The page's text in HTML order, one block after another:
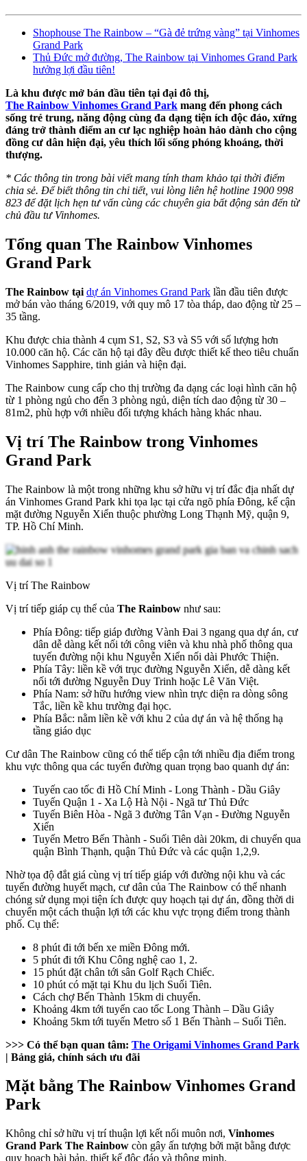
Shophouse The Rainbow – “Gà đẻ trứng vàng” tại Vinhomes
Grand Park
Thủ Đức mở đường, The Rainbow tại Vinhomes Grand Park
hưởng lợi đầu tiên!
Là khu được mở bán đầu tiên tại đại đô thị,
The Rainbow Vinhomes Grand Park mang đến phong cách
sống trẻ trung, năng động cùng đa dạng tiện ích độc đáo, xứng
đáng trở thành điểm an cư lạc nghiệp hoàn hảo dành cho cộng
đồng cư dân hiện đại, yêu thích lối sống phóng khoáng, thời
thượng.
* Các thông tin trong bài viết mang tính tham khảo tại thời điểm
chia sẻ. Để biết thông tin chi tiết, vui lòng liên hệ hotline 1900 998
823 để đặt lịch hẹn tư vấn cùng các chuyên gia bất động sản đến từ
chủ đầu tư Vinhomes.
Tổng quan The Rainbow Vinhomes
Grand Park
The Rainbow tại dự án Vinhomes Grand Park lần đầu tiên được
mở bán vào tháng 6/2019, với quy mô 17 tòa tháp, dao động từ 25 –
35 tầng.
Khu được chia thành 4 cụm S1, S2, S3 và S5 với số lượng hơn
10.000 căn hộ. Các căn hộ tại đây đều được thiết kế theo tiêu chuẩn
Vinhomes Sapphire, tinh giản và hiện đại.
The Rainbow cung cấp cho thị trường đa dạng các loại hình căn hộ
từ 1 phòng ngủ cho đến 3 phòng ngủ, diện tích dao động từ 30 –
81m2, phù hợp với nhiều đối tượng khách hàng khác nhau.
Vị trí The Rainbow trong Vinhomes
Grand Park
The Rainbow là một trong những khu sở hữu vị trí đắc địa nhất dự
án Vinhomes Grand Park khi tọa lạc tại cửa ngõ phía Đông, kế cận
mặt đường Nguyễn Xiển thuộc phường Long Thạnh Mỹ, quận 9,
TP. Hồ Chí Minh.
Vị trí The Rainbow
Vị trí tiếp giáp cụ thể của The Rainbow như sau:
Phía Đông: tiếp giáp đường Vành Đai 3 ngang qua dự án, cư
dân dễ dàng kết nối tới công viên và khu nhà phố thông qua
tuyến đường nội khu Nguyễn Xiển nối dài Phước Thiện.
Phía Tây: liền kề với trục đường Nguyễn Xiển, dễ dàng kết
nối tới đường Nguyễn Duy Trinh hoặc Lê Văn Việt.
Phía Nam: sở hữu hướng view nhìn trực diện ra dòng sông
Tắc, liền kề khu trường đại học.
Phía Bắc: nằm liền kề với khu 2 của dự án và hệ thống hạ
tầng giáo dục
Cư dân The Rainbow cũng có thể tiếp cận tới nhiều địa điểm trong
khu vực thông qua các tuyến đường quan trọng bao quanh dự án:
Tuyến cao tốc đi Hồ Chí Minh - Long Thành - Dầu Giây
Tuyến Quận 1 - Xa Lộ Hà Nội - Ngã tư Thủ Đức
Tuyến Biên Hòa - Ngã 3 đường Tân Vạn - Đường Nguyễn
Xiển
Tuyến Metro Bến Thành - Suối Tiên dài 20km, di chuyển qua
quận Bình Thạnh, quận Thủ Đức và các quận 1,2,9.
Nhờ tọa độ đắt giá cùng vị trí tiếp giáp với đường nội khu và các
tuyến đường huyết mạch, cư dân của The Rainbow có thể nhanh
chóng sử dụng mọi tiện ích được quy hoạch tại dự án, đồng thời di
chuyển một cách thuận lợi tới các khu vực trọng điểm trong thành
phố. Cụ thể:
8 phút đi tới bến xe miền Đông mới.
5 phút đi tới Khu Công nghệ cao 1, 2.
15 phút đặt chân tới sân Golf Rạch Chiếc.
10 phút có mặt tại Khu du lịch Suối Tiên.
Cách chợ Bến Thành 15km di chuyển.
Khoảng 4km tới tuyến cao tốc Long Thành – Dầu Giây
Khoảng 5km tới tuyến Metro số 1 Bến Thành – Suối Tiên.
>>> Có thể bạn quan tâm: The Origami Vinhomes Grand Park
| Bảng giá, chính sách ưu đãi
Mặt bằng The Rainbow Vinhomes Grand
Park
Không chỉ sở hữu vị trí thuận lợi kết nối muôn nơi, Vinhomes
Grand Park The Rainbow còn gây ấn tượng bởi mặt bằng được
quy hoạch bài bản, thiết kế độc đáo và thông minh.